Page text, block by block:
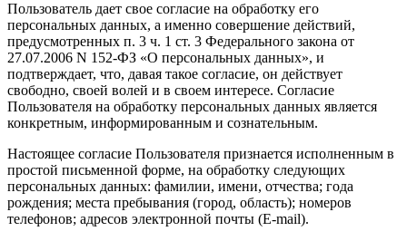
Пользователь дает свое согласие на обработку его
персональных данных, а именно совершение действий,
предусмотренных п. 3 ч. 1 ст. 3 Федерального закона от
27.07.2006 N 152-ФЗ «О персональных данных», и
подтверждает, что, давая такое согласие, он действует
свободно, своей волей и в своем интересе. Согласие
Пользователя на обработку персональных данных является
конкретным, информированным и сознательным.
Настоящее согласие Пользователя признается исполненным в
простой письменной форме, на обработку следующих
персональных данных: фамилии, имени, отчества; года
рождения; места пребывания (город, область); номеров
телефонов; адресов электронной почты (E-mail).